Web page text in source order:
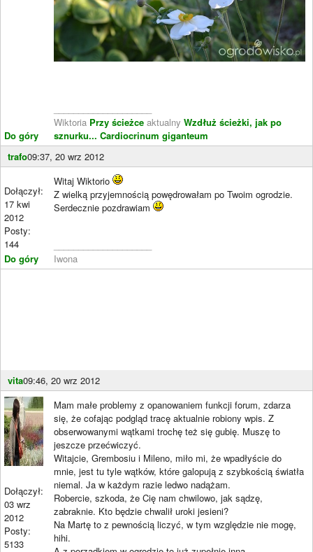
Do góry
Wiktoria Przy ścieżce aktualny Wzdłuż ścieżki, jak po
sznurku... Cardiocrinum giganteum
trafo09:37, 20 wrz 2012
Dołączył:
17 kwi
2012
Posty:
144
Do góry
Witaj Wiktorio
Z wielką przyjemnością powędrowałam po Twoim ogrodzie.
Serdecznie pozdrawiam
Iwona
vita09:46, 20 wrz 2012
Dołączył:
03 wrz
2012
Posty:
5133
Mam małe problemy z opanowaniem funkcji forum, zdarza
się, że cofając podgląd tracę aktualnie robiony wpis. Z
obserwowanymi wątkami trochę też się gubię. Muszę to
jeszcze przećwiczyć.
Witajcie, Grembosiu i Mileno, miło mi, że wpadłyście do
mnie, jest tu tyle wątków, które galopują z szybkością światła
niemal. Ja w każdym razie ledwo nadążam.
Robercie, szkoda, że Cię nam chwilowo, jak sądzę,
zabraknie. Kto będzie chwalił uroki jesieni?
Na Martę to z pewnością liczyć, w tym względzie nie mogę,
hihi.